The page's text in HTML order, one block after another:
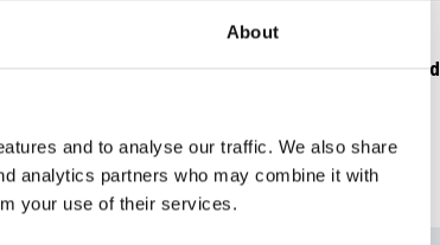
About
and to analyse our traffic. We also share
analytics partners who may combine it with
your use of their services.
31 Luglio 2026
L’industriale ceco Michal Strnad
Camic e Soci
Italia